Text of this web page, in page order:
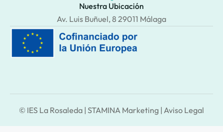
Nuestra Ubicación
Av. Luis Buñuel, 8 29011 Málaga
© IES La Rosaleda | STAMINA Marketing | Aviso Legal